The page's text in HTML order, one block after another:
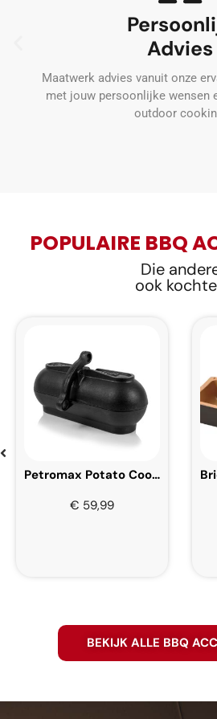
Advies
Maatwerk advies vanuit onze
met jouw persoonlijke wensen
outdoor
POPULAIRE BBQ
Die
ook
Petromax Potato Cooker 30 cm
€ 59,99
BEKIJK ALLE BBQ